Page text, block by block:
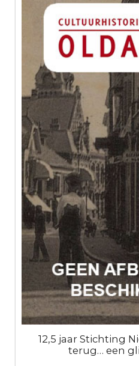
12,5 jaar Stichting
terug… een